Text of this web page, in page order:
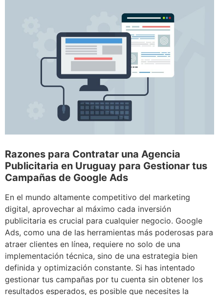
Razones para Contratar una Agencia
Publicitaria en Uruguay para Gestionar tus
Campañas de Google Ads
En el mundo altamente competitivo del marketing
digital, aprovechar al máximo cada inversión
publicitaria es crucial para cualquier negocio. Google
Ads, como una de las herramientas más poderosas para
atraer clientes en línea, requiere no solo de una
implementación técnica, sino de una estrategia bien
definida y optimización constante. Si has intentado
gestionar tus campañas por tu cuenta sin obtener los
resultados esperados, es posible que necesites la